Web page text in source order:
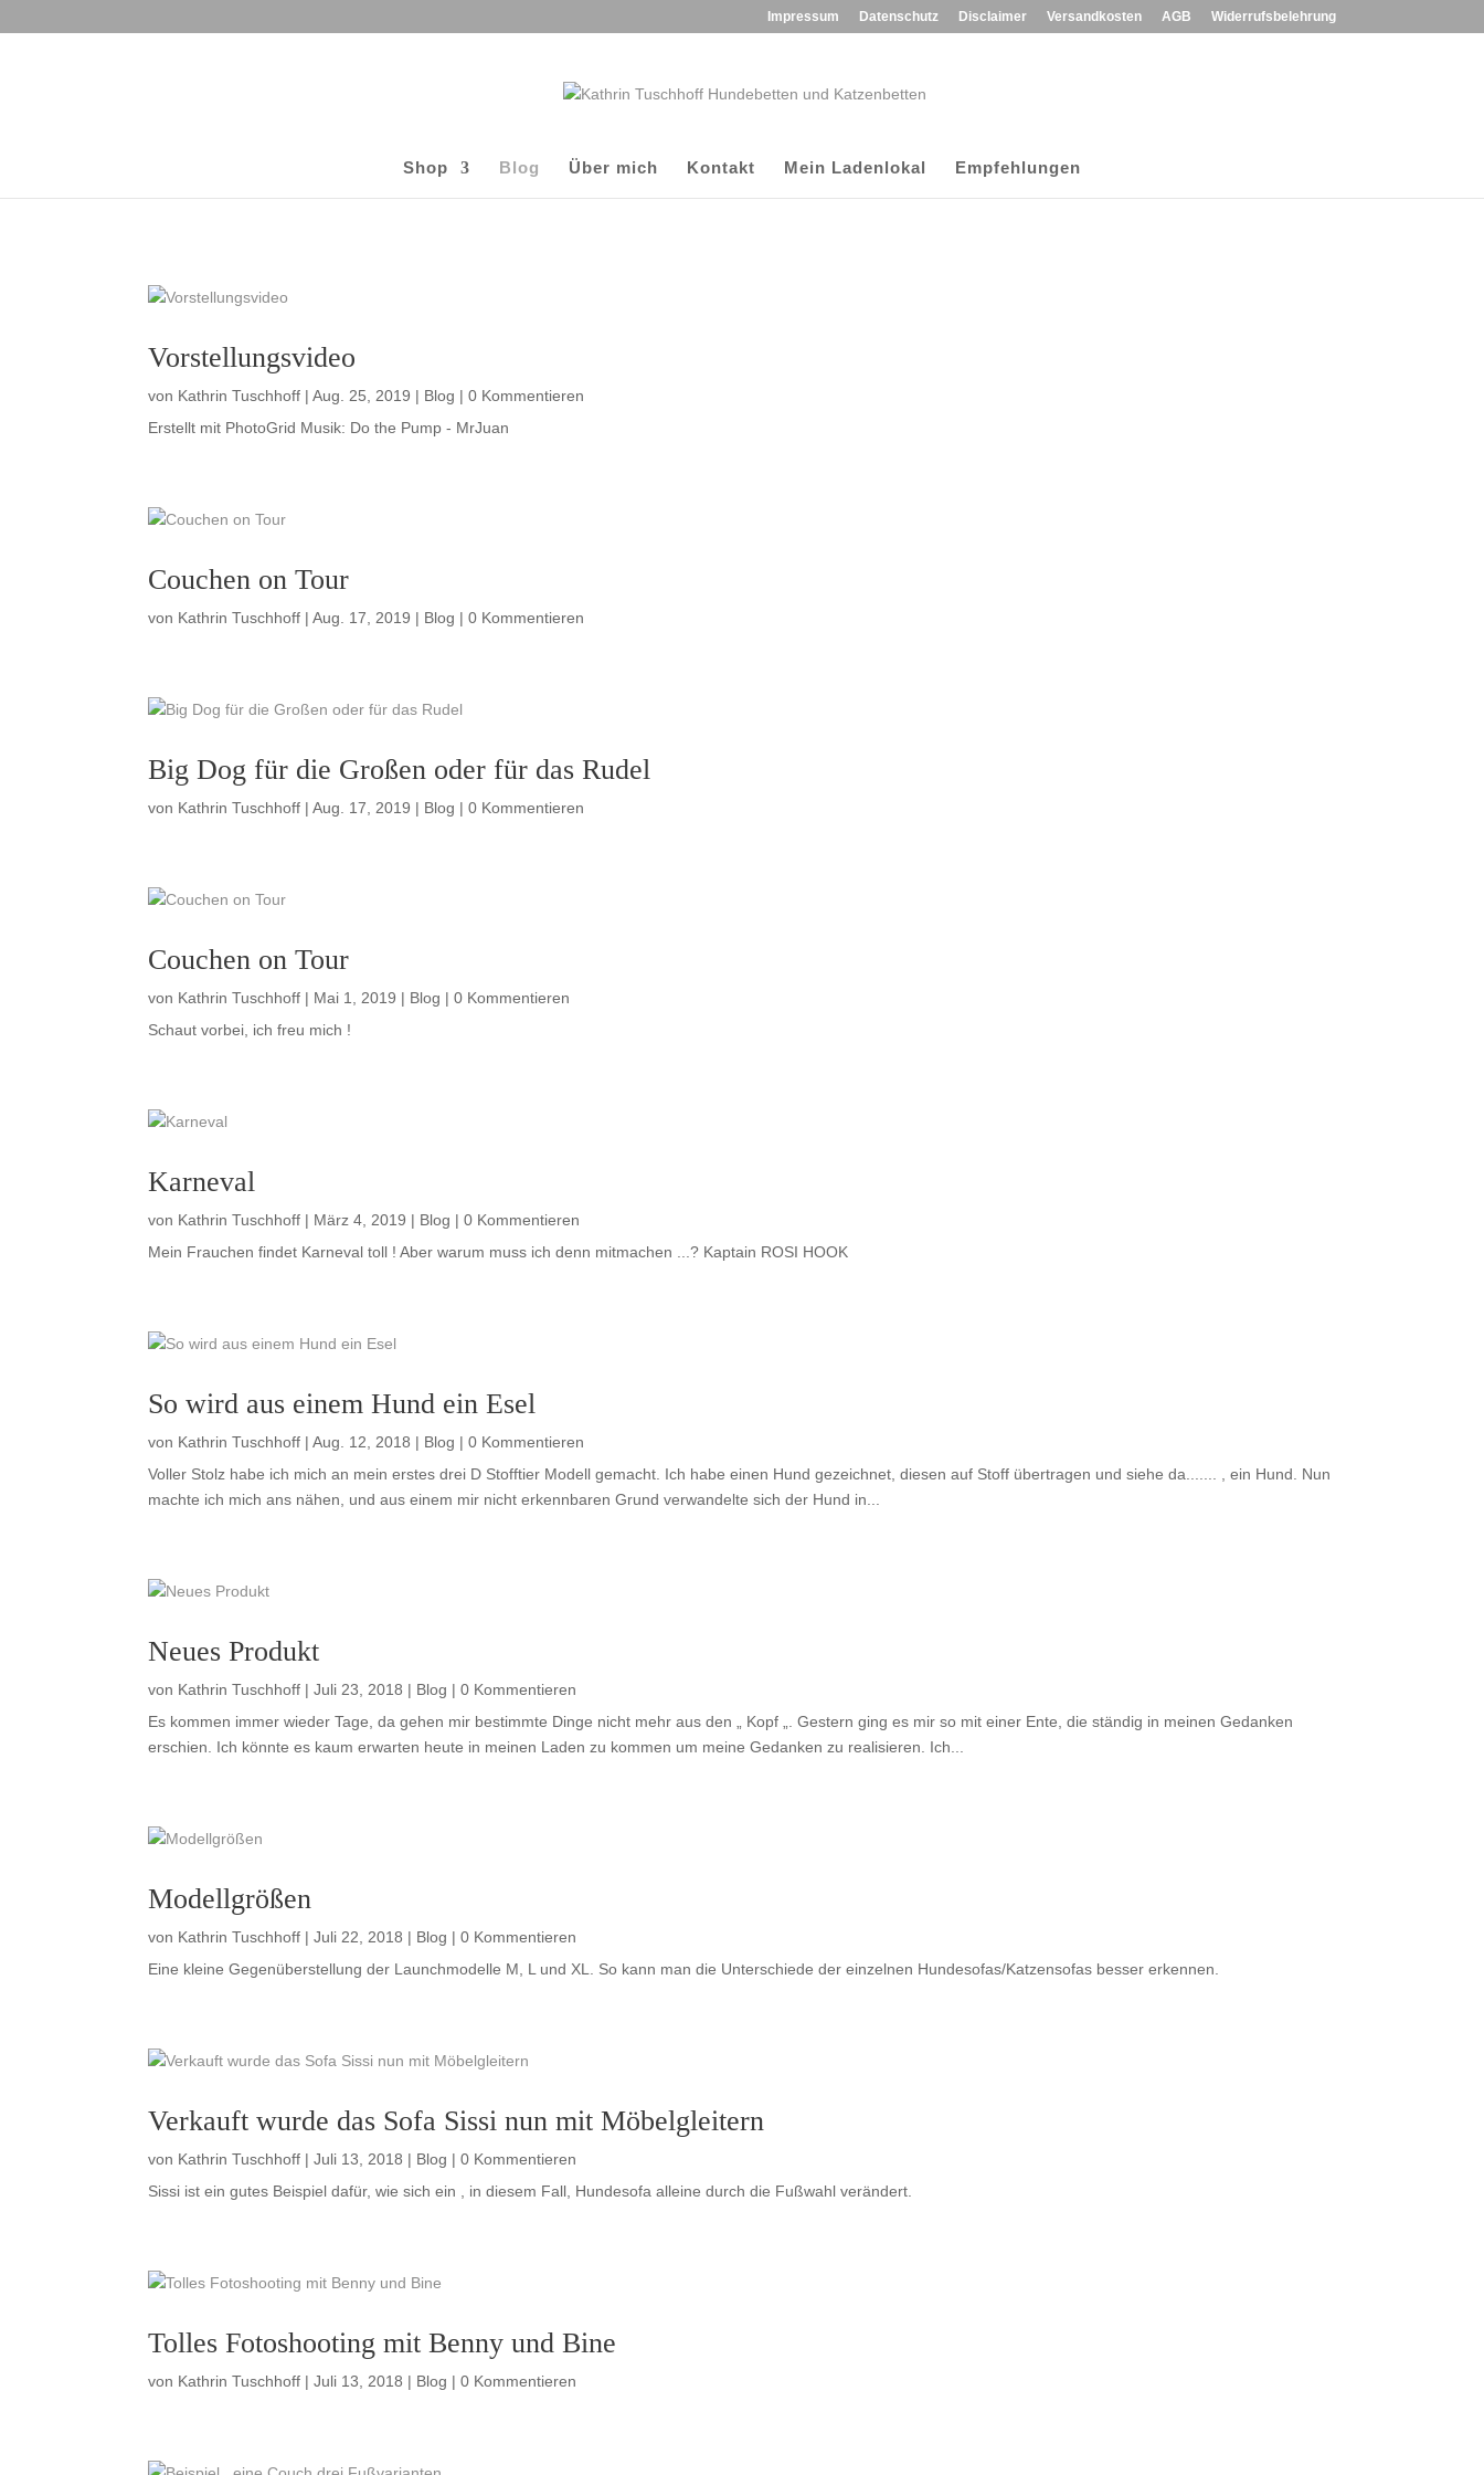
Impressum Datenschutz Disclaimer Versandkosten AGB Widerrufsbelehrung
Shop Blog Über mich Kontakt Mein Ladenlokal Empfehlungen
Vorstellungsvideo
von Kathrin Tuschhoff |Aug. 25, 2019 | Blog | 0 Kommentieren
Erstellt mit PhotoGrid Musik: Do the Pump - MrJuan
Couchen on Tour
von Kathrin Tuschhoff |Aug. 17, 2019 | Blog | 0 Kommentieren
Big Dog für die Großen oder für das Rudel
von Kathrin Tuschhoff |Aug. 17, 2019 | Blog | 0 Kommentieren
Couchen on Tour
von Kathrin Tuschhoff | Mai 1, 2019 | Blog | 0 Kommentieren
Schaut vorbei, ich freu mich !
Karneval
von Kathrin Tuschhoff | März 4, 2019 | Blog | 0 Kommentieren
Mein Frauchen findet Karneval toll ! Aber warum muss ich denn mitmachen ...? Kaptain ROSI HOOK
So wird aus einem Hund ein Esel
von Kathrin Tuschhoff |Aug. 12, 2018 | Blog | 0 Kommentieren
Voller Stolz habe ich mich an mein erstes drei D Stofftier Modell gemacht. Ich habe einen Hund gezeichnet, diesen auf Stoff übertragen und siehe da....... , ein Hund. Nun
machte ich mich ans nähen, und aus einem mir nicht erkennbaren Grund verwandelte sich der Hund in...
Neues Produkt
von Kathrin Tuschhoff |Juli 23, 2018 | Blog | 0 Kommentieren
Es kommen immer wieder Tage, da gehen mir bestimmte Dinge nicht mehr aus den „ Kopf „. Gestern ging es mir so mit einer Ente, die ständig in meinen Gedanken
erschien. Ich könnte es kaum erwarten heute in meinen Laden zu kommen um meine Gedanken zu realisieren. Ich...
Modellgrößen
von Kathrin Tuschhoff |Juli 22, 2018 | Blog | 0 Kommentieren
Eine kleine Gegenüberstellung der Launchmodelle M, L und XL. So kann man die Unterschiede der einzelnen Hundesofas/Katzensofas besser erkennen.
Verkauft wurde das Sofa Sissi nun mit Möbelgleitern
von Kathrin Tuschhoff |Juli 13, 2018 | Blog | 0 Kommentieren
Sissi ist ein gutes Beispiel dafür, wie sich ein , in diesem Fall, Hundesofa alleine durch die Fußwahl verändert.
Tolles Fotoshooting mit Benny und Bine
von Kathrin Tuschhoff |Juli 13, 2018 | Blog | 0 Kommentieren